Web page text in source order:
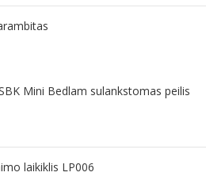
Mini Bedlam sulankstomas peilis
laikiklis LP006